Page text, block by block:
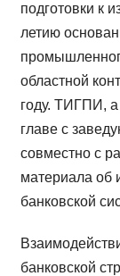
подготовки к
летию
областной
году. ТИГПИ, а
главе с
совместно с
материала об
банковской
банковской